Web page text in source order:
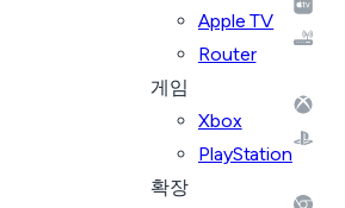
Apple TV
Router
게임
Xbox
PlayStation
확장